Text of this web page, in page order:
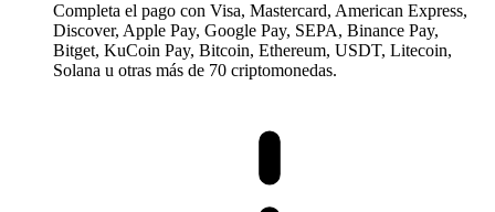
Completa el pago con Visa, Mastercard, American Express,
Discover, Apple Pay, Google Pay, SEPA, Binance Pay,
Bitget, KuCoin Pay, Bitcoin, Ethereum, USDT, Litecoin,
Solana u otras más de 70 criptomonedas.